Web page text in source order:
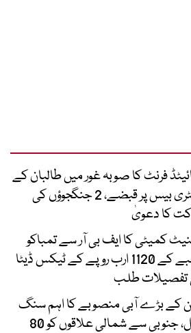
فرنٹ کا صوبہ غور میں طالبان کے
ملٹری بیس پر قبضے، 2 جنگجوؤں کی
کا دعویٰ
کمیٹی کا ایف بی آر سے تمباکو
شعبے کے 1120 ارب روپے کے ٹیکس ڈیٹا
تفصیلات طلب
کے بڑے آبی منصوبے کا اہم سنگ
میل، جنوبی سے شمالی علاقوں کو 80